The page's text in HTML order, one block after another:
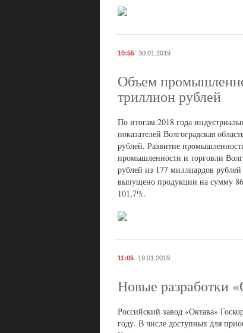
10:55 30.01.2019
Объем
триллион рублей
По итогам 2018 года
показателей Волгоградская
рублей. Развитие
промышленности и торговли
рублей из 177 миллиардов
выпущено продукции на сумму
101,7%.
11:05 19.01.2019
Новые разработки
Российский завод «Октава»
году. В числе доступных для